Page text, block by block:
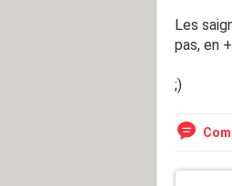
Les
pas, en
;)